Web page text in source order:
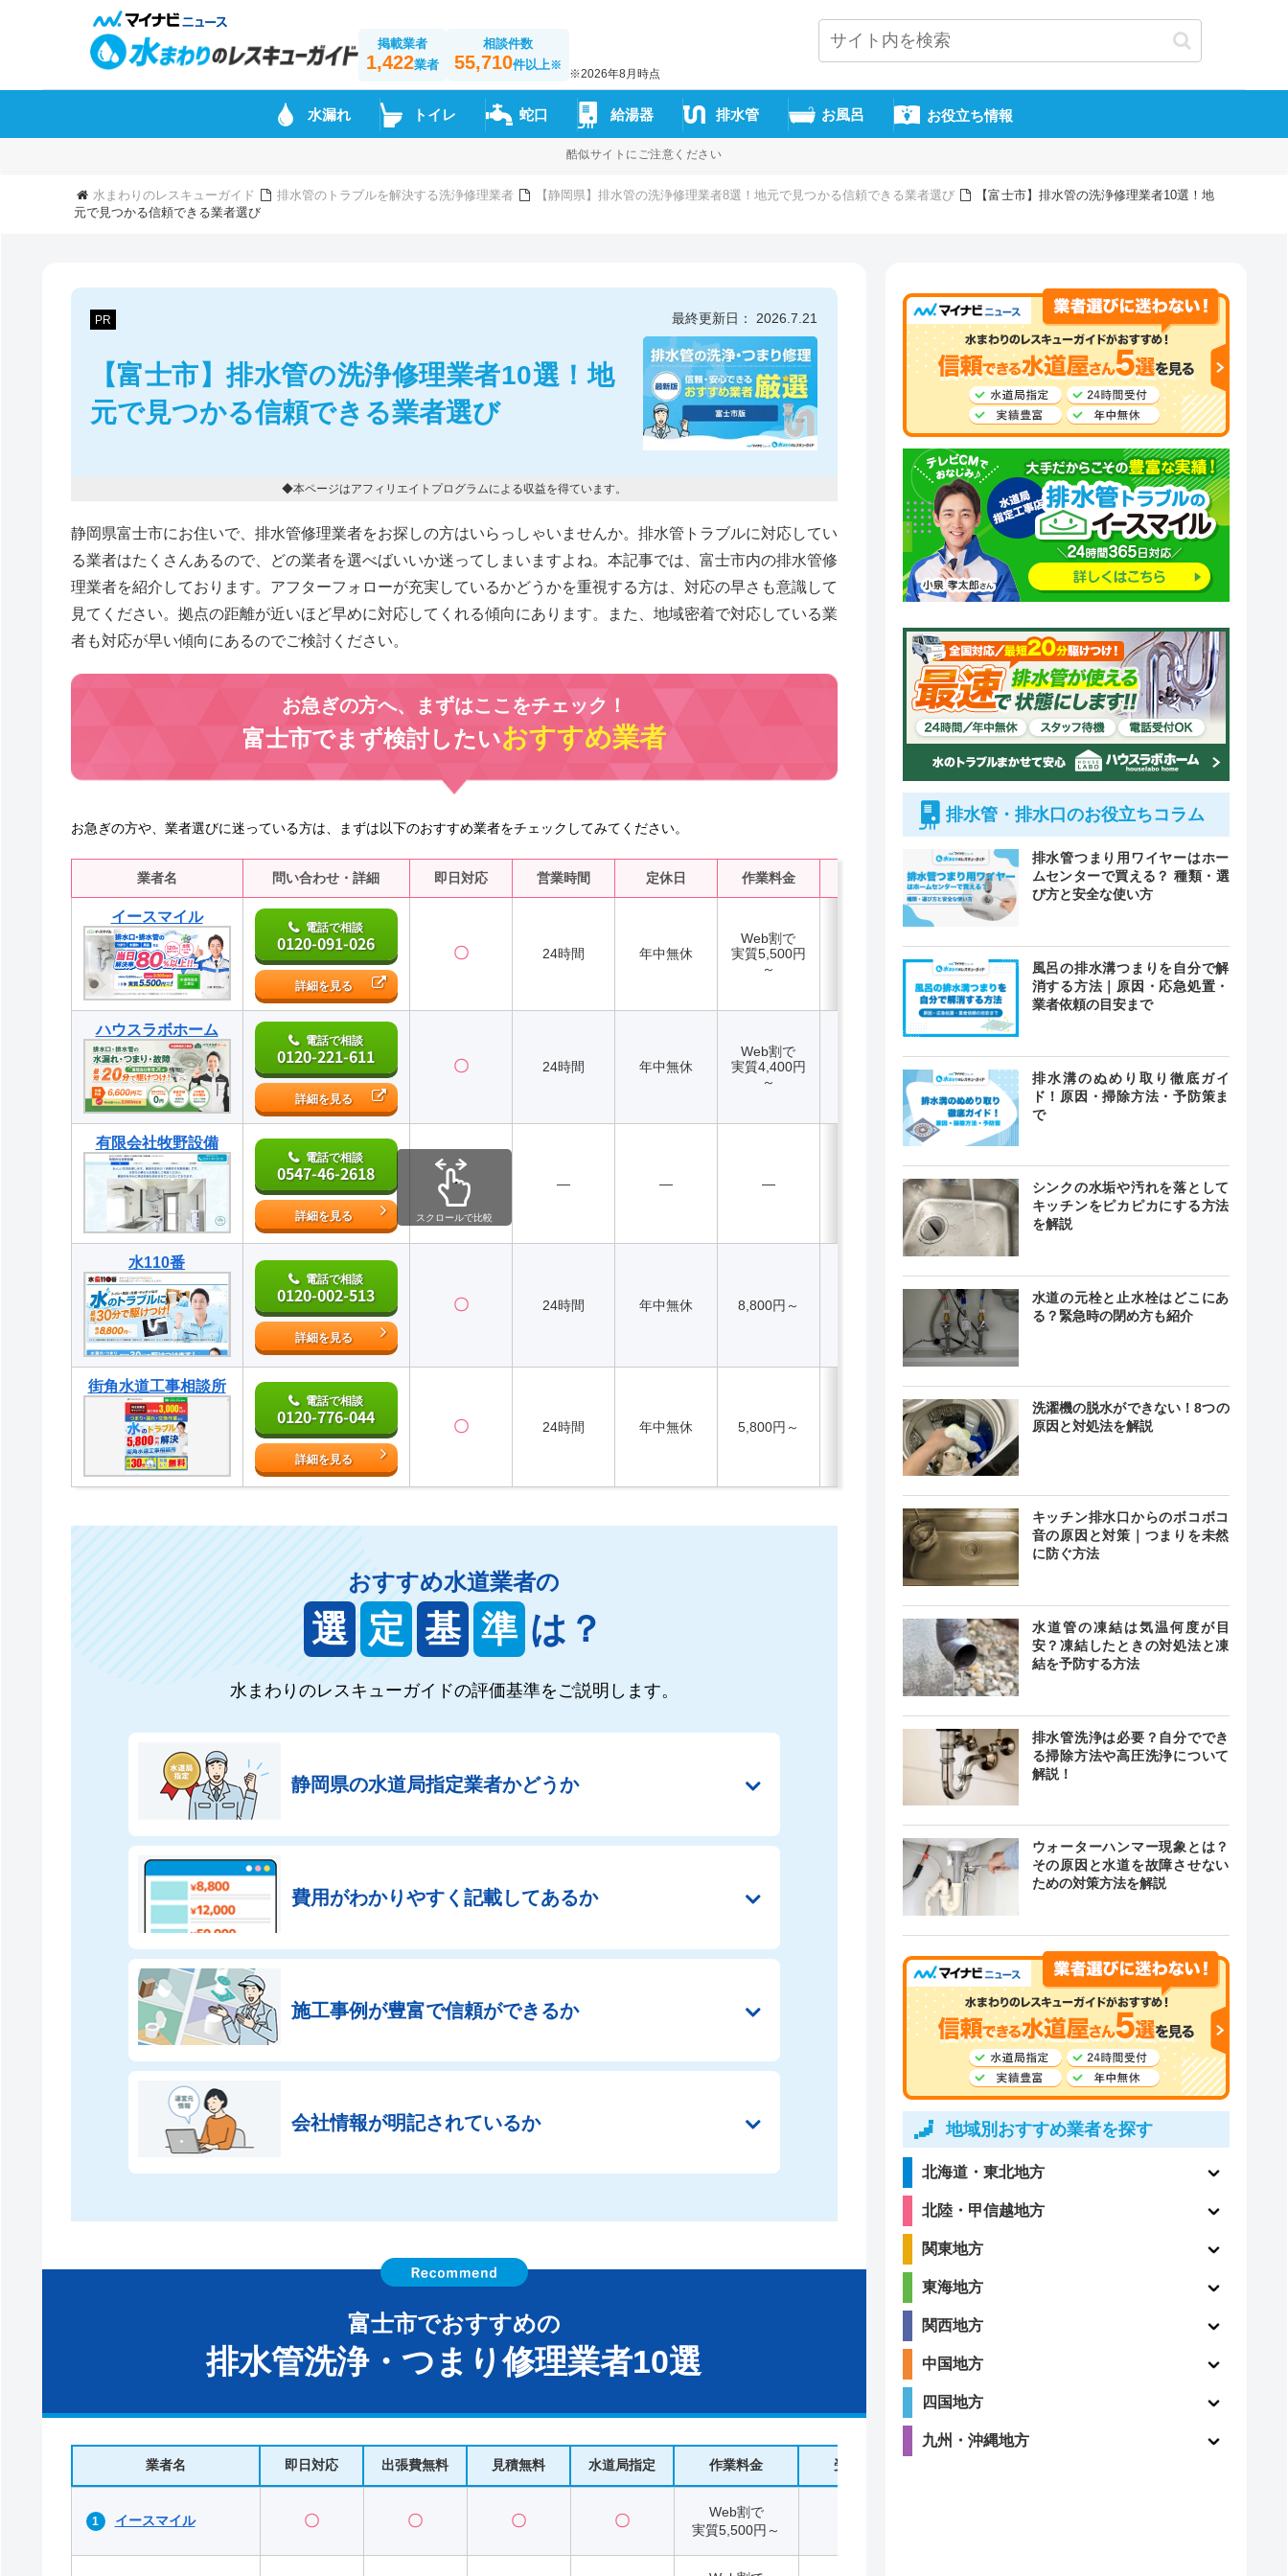
掲載業者
1,422業者
相談件数
55,710件以上※
※2026年8月時点
水漏れ トイレ 蛇口 給湯器 排水管 お風呂 お役立ち情報
酷似サイトにご注意ください
水まわりのレスキューガイド 排水管のトラブルを解決する洗浄修理業者 【静岡県】排水管の洗浄修理業者8選！地元で見つかる信頼できる業者選び
【富士市】排水管の洗浄修理業者10選！地
元で見つかる信頼できる業者選び
PR
【富士市】排水管の洗浄修理業者10選！地
元で見つかる信頼できる業者選び
最終更新日： 2026.7.21
◆本ページはアフィリエイトプログラムによる収益を得ています。
静岡県富士市にお住いで、排水管修理業者をお探しの方はいらっしゃいませんか。排水管トラブルに対応してい
る業者はたくさんあるので、どの業者を選べばいいか迷ってしまいますよね。本記事では、富士市内の排水管修
理業者を紹介しております。アフターフォローが充実しているかどうかを重視する方は、対応の早さも意識して
見てください。拠点の距離が近いほど早めに対応してくれる傾向にあります。また、地域密着で対応している業
者も対応が早い傾向にあるのでご検討ください。
お急ぎの方へ、まずはここをチェック！
富士市でまず検討したいおすすめ業者
お急ぎの方や、業者選びに迷っている方は、まずは以下のおすすめ業者をチェックしてみてください。
業者名 問い合わせ・詳細 即日対応 営業時間 定休日 作業料金 クチコミ
イースマイル
電話で相談
0120-091-026
詳細を見る
〇 24時間 年中無休
Web割で
実質5,500円
～
（198件）
ハウスラボホーム
電話で相談
0120-221-611
詳細を見る
〇 24時間 年中無休
Web割で
実質4,400円
～
有限会社牧野設備
電話で相談
0547-46-2618
詳細を見る
ー ― ― ―
3.5
（2件）
水110番
電話で相談
0120-002-513
詳細を見る
〇 24時間 年中無休 8,800円～
4.2
（838件）
街角水道工事相談所
電話で相談
0120-776-044
詳細を見る
〇 24時間 年中無休 5,800円～ ー
スクロールで比較
おすすめ水道業者の
選 定 基 準 は？
水まわりのレスキューガイドの評価基準をご説明します。
静岡県の水道局指定業者かどうか
費用がわかりやすく 記載してあるか
施工事例が豊富で信頼ができるか
会社情報が明記されているか
富士市でおすすめの
排水管洗浄・つまり修理業者10選
業者名 即日対応 出張費無料 見積無料 水道局指定 作業料金 受付時間
イースマイル 〇 〇 〇 〇
Web割で
実質5,500円～
排水管・排水口のお役立ちコラム
排水管つまり用ワイヤーはホー
ムセンターで買える？ 種類・選
び方と安全な使い方
風呂の排水溝つまりを自分で解
消する方法｜原因・応急処置・
業者依頼の目安まで
排水溝のぬめり取り徹底ガイ
ド！原因・掃除方法・予防策ま
で
シンクの水垢や汚れを落として
キッチンをピカピカにする方法
を解説
水道の元栓と止水栓はどこにあ
る？緊急時の閉め方も紹介
洗濯機の脱水ができない！8つの
原因と対処法を解説
キッチン排水口からのボコボコ
音の原因と対策｜つまりを未然
に防ぐ方法
水道管の凍結は気温何度が目
安？凍結したときの対処法と凍
結を予防する方法
排水管洗浄は必要？自分ででき
る掃除方法や高圧洗浄について
解説！
ウォーターハンマー現象とは？
その原因と水道を故障させない
ための対策方法を解説
地域別おすすめ業者を探す
北海道・東北地方
北陸・甲信越地方
関東地方
東海地方
関西地方
中国地方
四国地方
九州・沖縄地方